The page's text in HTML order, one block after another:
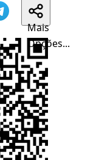
Mais
Opções...